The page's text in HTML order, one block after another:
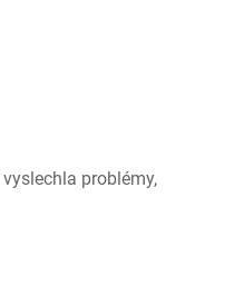
problémy,